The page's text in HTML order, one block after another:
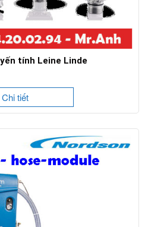
tính Leine Linde
Chi tiết